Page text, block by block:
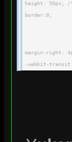
height: 50px; /
border:0;
margin-right:
-webkit-transit